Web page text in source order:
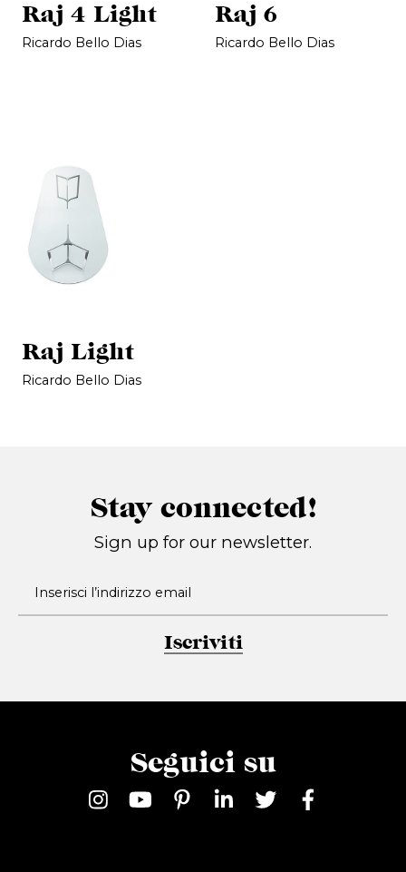
Raj 4 Light
Ricardo Bello Dias
Raj 6
Ricardo Bello Dias
Raj Light
Ricardo Bello Dias
Stay connected!
Sign up for our newsletter.
Iscriviti
Seguici su